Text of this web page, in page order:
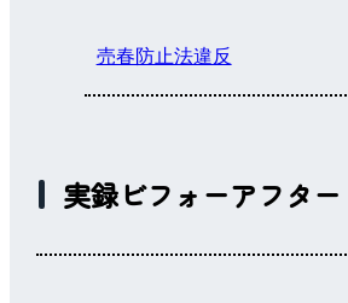
売春防止法違反
実録ビフォーアフター